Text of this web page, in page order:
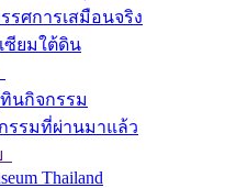
รศการเสมือนจริง
ซียมใต้ดิน
นกิจกรรม
รรมที่ผ่านมาแล้ว
Thailand